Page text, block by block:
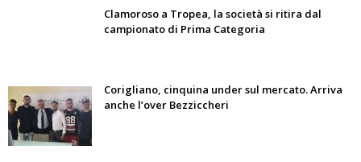
Clamoroso a Tropea, la società si ritira dal
campionato di Prima Categoria
Corigliano, cinquina under sul mercato. Arriva
anche l’over Bezziccheri